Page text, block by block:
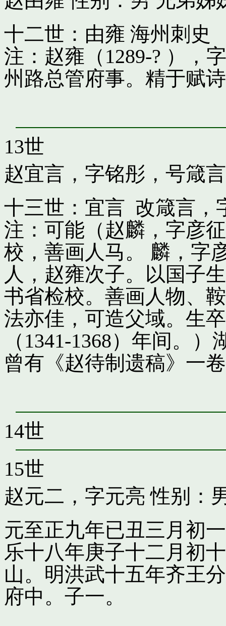
十二世：由雍 海州刺史
注：赵雍（1289-? ），
州路总管府事。精于赋
13世
赵宜言，字铭彤，号箴言
十三世：宜言 改箴言，
注：可能（赵麟，字彦
校，善画人马。 麟，字
人，赵雍次子。以国子
书省检校。善画人物、
法亦佳，可造父域。生
（1341-1368）年间。
曾有《赵待制遗稿》一
14世
15世
赵元二，字元亮 性别：
元至正九年已丑三月初
乐十八年庚子十二月初
山。明洪武十五年齐王
府中。子一。